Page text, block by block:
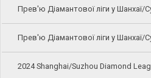
Прев'ю Діамантової ліги у Шанхаї/
Прев'ю Діамантової ліги у Шанхаї/
2024 Shanghai/Suzhou Diamond